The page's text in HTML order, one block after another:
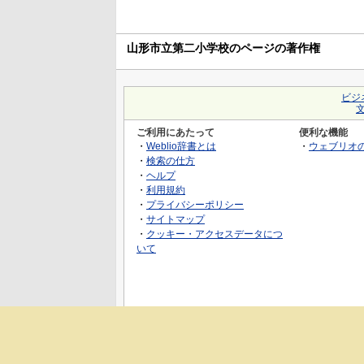
山形市立第二小学校のページの著作権
ビジ
ご利用にあたって
・ Weblio辞書とは
・ 検索の仕方
・ ヘルプ
・ 利用規約
・ プライバシーポリシー
・ サイトマップ
・ クッキー・アクセスデータにつ
いて
便利な機能
・ ウェブリオ